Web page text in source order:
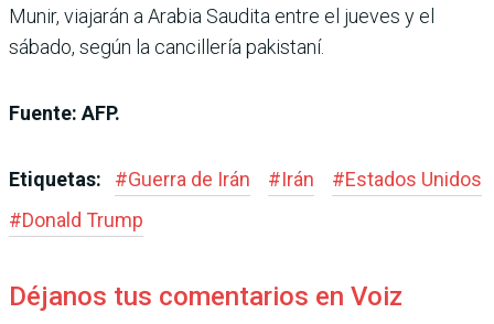
Munir, viajarán a Arabia Saudita entre el jueves y el
sábado, según la cancillería pakistaní.
Fuente: AFP.
Etiquetas: #Guerra de Irán #Irán #Estados Unidos
#Donald Trump
Déjanos tus comentarios en Voiz